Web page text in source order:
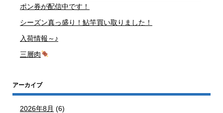
ポン券が配信中です！
シーズン真っ盛り！鮎竿買い取りました！
入荷情報～♪
三層肉
アーカイブ
2026年8月 (6)